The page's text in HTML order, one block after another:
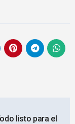
listo para el